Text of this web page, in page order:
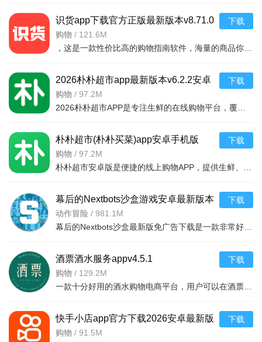
软件优势
1、数百万个图片模板尽情使用，拼接组合只需一点，众多选
识货app下载官方正版最新版本v8.71.0
安卓版
购物 / 121.6M
下载
2026朴朴超市app最新版本v6.2.2安卓
最新版
购物 / 97.2M
下载
朴朴超市(朴朴买菜)app安卓手机版
v6.2.2安卓版
购物 / 97.2M
下载
幕后的Nextbots沙盒游戏安卓最新版本
v11.2.2 中文版
动作冒险 / 981.1M
下载
酒票酒水服务appv4.5.1
购物 / 129.2M
下载
快手小店app官方下载2026安卓最新版
v7.2.40.481安卓最新版
购物 / 91.5M
下载